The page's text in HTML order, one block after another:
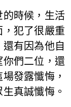
時候，生活
犯了很嚴重
有因為他自
們二位，還
發露懺悔，
真誠懺悔。